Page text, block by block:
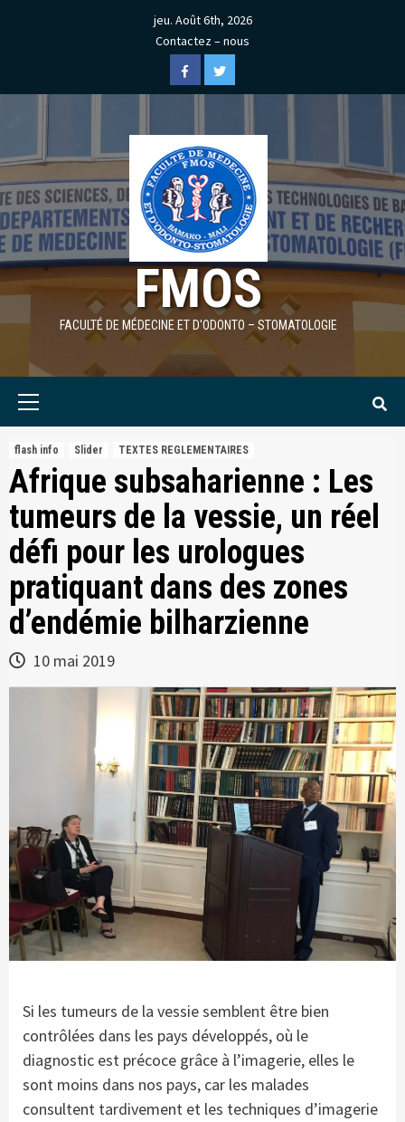
jeu. Août 6th, 2026
Contactez – nous
FacebookTwitter
FMOS
FACULTÉ DE MÉDECINE ET D'ODONTO – STOMATOLOGIE
flash info Slider TEXTES REGLEMENTAIRES
Afrique subsaharienne : Les
tumeurs de la vessie, un réel
défi pour les urologues
pratiquant dans des zones
d’endémie bilharzienne
10 mai 2019
Si les tumeurs de la vessie semblent être bien
contrôlées dans les pays développés, où le
diagnostic est précoce grâce à l’imagerie, elles le
sont moins dans nos pays, car les malades
consultent tardivement et les techniques d’imagerie